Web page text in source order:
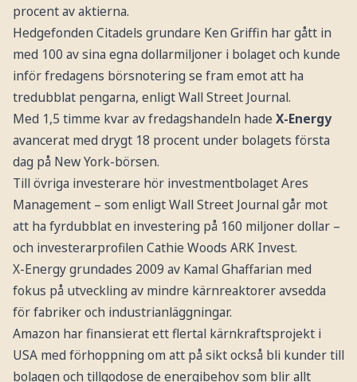
procent av aktierna.
Hedgefonden Citadels grundare Ken Griffin har gått in
med 100 av sina egna dollarmiljoner i bolaget och kunde
inför fredagens börsnotering se fram emot att ha
tredubblat pengarna, enligt Wall Street Journal.
Med 1,5 timme kvar av fredagshandeln hade X-Energy
avancerat med drygt 18 procent under bolagets första
dag på New York-börsen.
Till övriga investerare hör investmentbolaget Ares
Management – som enligt Wall Street Journal går mot
att ha fyrdubblat en investering på 160 miljoner dollar –
och investerarprofilen Cathie Woods ARK Invest.
X-Energy grundades 2009 av Kamal Ghaffarian med
fokus på utveckling av mindre kärnreaktorer avsedda
för fabriker och industrianläggningar.
Amazon har finansierat ett flertal kärnkraftsprojekt i
USA med förhoppning om att på sikt också bli kunder till
bolagen och tillgodose de energibehov som blir allt